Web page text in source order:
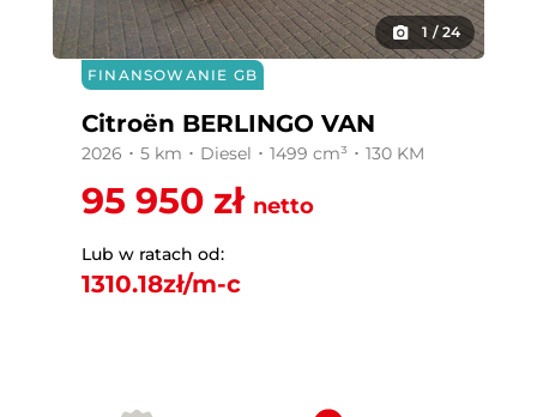
1 / 24
FINANSOWANIE GB
Citroën BERLINGO VAN
2026 ･ 5 km ･ Diesel ･ 1499 cm³ ･ 130 KM
95 950 zł netto
Lub w ratach od:
1310.18zł/m-c